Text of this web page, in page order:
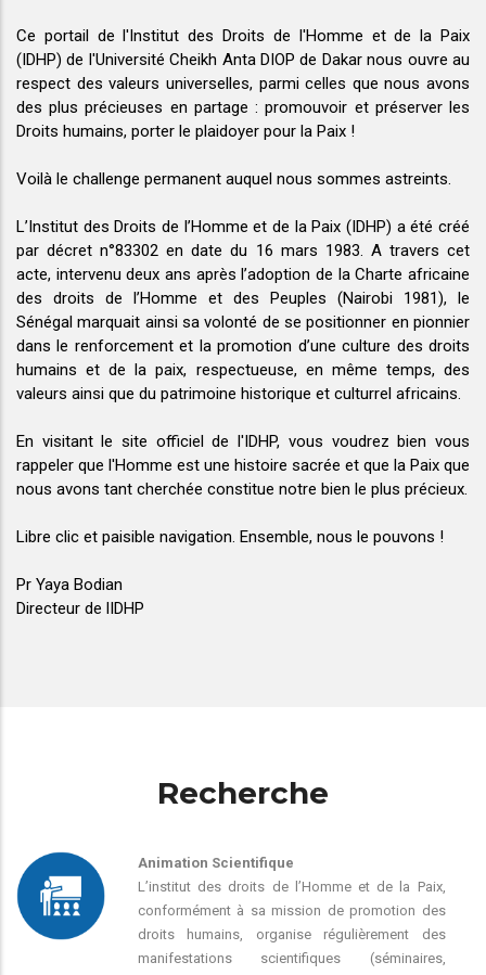
Ce portail de l'Institut des Droits de l'Homme et de la Paix
(IDHP) de l'Université Cheikh Anta DIOP de Dakar nous ouvre au
respect des valeurs universelles, parmi celles que nous avons
des plus précieuses en partage : promouvoir et préserver les
Droits humains, porter le plaidoyer pour la Paix !
Voilà le challenge permanent auquel nous sommes astreints.
L’Institut des Droits de l’Homme et de la Paix (IDHP) a été créé
par décret n°83302 en date du 16 mars 1983. A travers cet
acte, intervenu deux ans après l’adoption de la Charte africaine
des droits de l’Homme et des Peuples (Nairobi 1981), le
Sénégal marquait ainsi sa volonté de se positionner en pionnier
dans le renforcement et la promotion d’une culture des droits
humains et de la paix, respectueuse, en même temps, des
valeurs ainsi que du patrimoine historique et culturrel africains.
En visitant le site officiel de l'IDHP, vous voudrez bien vous
rappeler que l'Homme est une histoire sacrée et que la Paix que
nous avons tant cherchée constitue notre bien le plus précieux.
Libre clic et paisible navigation. Ensemble, nous le pouvons !
Pr Yaya Bodian
Directeur de lIDHP
Recherche
Animation Scientifique
L’institut des droits de l’Homme et de la Paix,
conformément à sa mission de promotion des
droits humains, organise régulièrement des
manifestations scientifiques (séminaires,